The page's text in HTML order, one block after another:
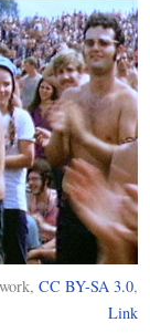
,CC BY-SA 3.0,
Link